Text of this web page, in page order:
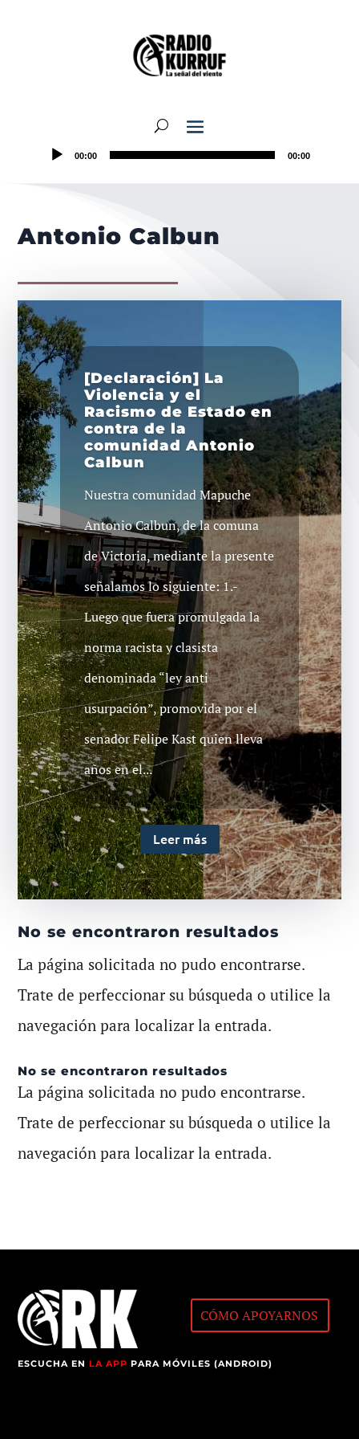
00:00 00:00
Antonio Calbun
[Declaración] La
Violencia y el
Racismo de Estado en
contra de la
comunidad Antonio
Calbun
Nuestra comunidad Mapuche
Antonio Calbun, de la comuna
de Victoria, mediante la presente
señalamos lo siguiente: 1.-
Luego que fuera promulgada la
norma racista y clasista
denominada “ley anti
usurpación”, promovida por el
senador Felipe Kast quien lleva
años en el...
Leer más
No se encontraron resultados
La página solicitada no pudo encontrarse.
Trate de perfeccionar su búsqueda o utilice la
navegación para localizar la entrada.
No se encontraron resultados
La página solicitada no pudo encontrarse.
Trate de perfeccionar su búsqueda o utilice la
navegación para localizar la entrada.
CÓMO APOYARNOS
ESCUCHA ENLA APP PARA MÓVILES (ANDROID)